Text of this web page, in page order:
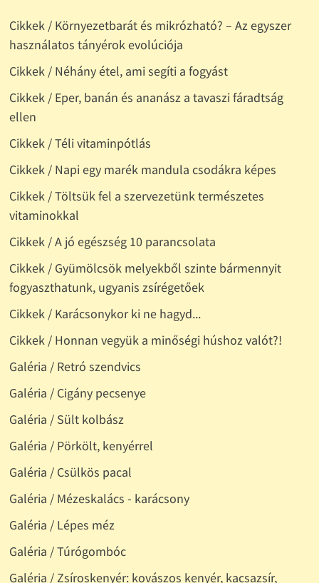
Cikkek / Környezetbarát és mikrózható? – Az egyszer
használatos tányérok evolúciója
Cikkek / Néhány étel, ami segíti a fogyást
Cikkek / Eper, banán és ananász a tavaszi fáradtság
ellen
Cikkek / Téli vitaminpótlás
Cikkek / Napi egy marék mandula csodákra képes
Cikkek / Töltsük fel a szervezetünk természetes
vitaminokkal
Cikkek / A jó egészség 10 parancsolata
Cikkek / Gyümölcsök melyekből szinte bármennyit
fogyaszthatunk, ugyanis zsírégetőek
Cikkek / Karácsonykor ki ne hagyd...
Cikkek / Honnan vegyük a minőségi húshoz valót?!
Galéria / Retró szendvics
Galéria / Cigány pecsenye
Galéria / Sült kolbász
Galéria / Pörkölt, kenyérrel
Galéria / Csülkös pacal
Galéria / Mézeskalács - karácsony
Galéria / Lépes méz
Galéria / Túrógombóc
Galéria / Zsíroskenyér: kovászos kenyér, kacsazsír,